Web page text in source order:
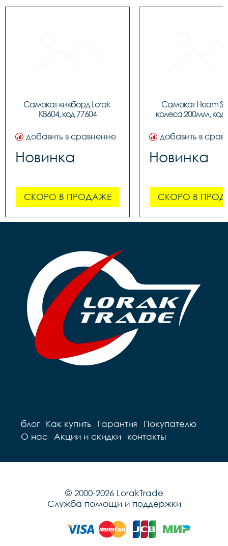
Самокат-кикборд Lorak
KB604, код 77604
добавить в сравнение
Новинка
СКОРО В ПРОДАЖЕ
Самокат Heam
колеса 200мм, код
добавить в
Новинка
СКОРО В
блог Как купить Гарантия
Покупателю
О нас
Акции и скидки контакты
© 2000-2026 LorakTrade
Служба помощи и поддержки